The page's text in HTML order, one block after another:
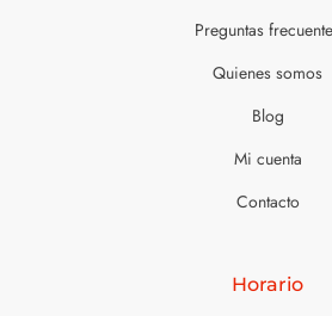
Preguntas
Quienes somos
Blog
Mi cuenta
Contacto
Horario